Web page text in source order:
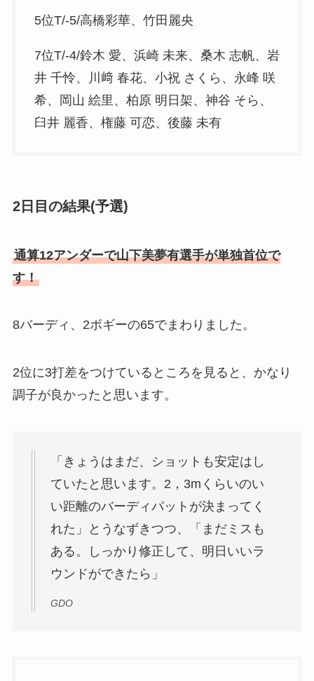
5位T/-5/高橋彩華、竹田麗央
7位T/-4/鈴木 愛、浜崎 未来、桑木 志帆、岩
井 千怜、川﨑 春花、小祝 さくら、永峰 咲
希、岡山 絵里、柏原 明日架、神谷 そら、
臼井 麗香、権藤 可恋、後藤 未有
2日目の結果(予選)
通算12アンダーで山下美夢有選手が単独首位で
す！
8バーディ、2ボギーの65でまわりました。
2位に3打差をつけているところを見ると、かなり
調子が良かったと思います。
「きょうはまだ、ショットも安定はし
ていたと思います。2，3mくらいのい
い距離のバーディパットが決まってく
れた」とうなずきつつ、「まだミスも
ある。しっかり修正して、明日いいラ
ウンドができたら」
GDO